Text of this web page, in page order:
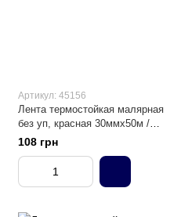
Артикул: 45156
Лента термостойкая малярная
без уп, красная 30ммх50м /
Red Core
108 грн